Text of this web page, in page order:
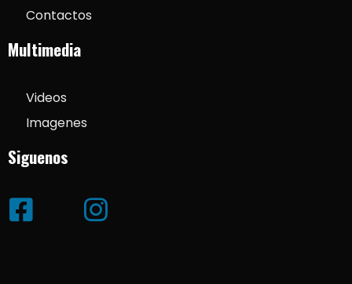
Contactos
Multimedia
Videos
Imagenes
Siguenos